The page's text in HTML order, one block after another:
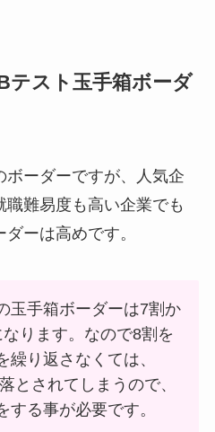
テスト玉手箱ボーダ
ボーダーですが、人気企
難易度も高い企業でも
ーは高めです。
玉手箱ボーダーは7割か
ります。なので8割を
繰り返さなくては、
とされてしまうので、
する事が必要です。